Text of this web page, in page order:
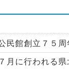
民館創立７５
月に行われる